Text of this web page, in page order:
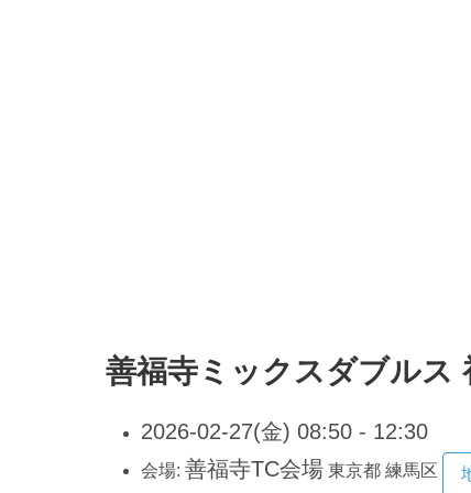
善福寺ミックスダブルス
2026-02-27(金) 08:50 - 12:30
会場: 善福寺TC会場 東京都 練馬区